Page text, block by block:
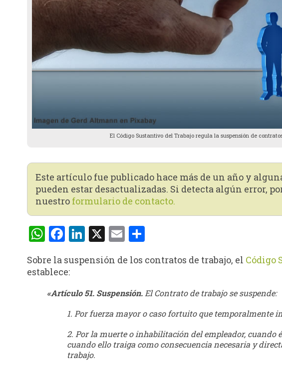
El Código Sustantivo del Trabajo regula la suspensión de
Este artículo fue publicado hace más de un año y
pueden estar desactualizadas. Si detecta algún error,
nuestro formulario de contacto.
WhatsApp
Facebook
LinkedIn
X EmailCompartir
Sobre la suspensión de los contratos de trabajo, el Código
establece:
«Artículo 51. Suspensión.El Contrato de trabajo se suspende:
1. Por fuerza mayor o caso fortuito que temporalmente
2. Por la muerte o inhabilitación del empleador, cuando
cuando ello traiga como consecuencia necesaria y
trabajo.